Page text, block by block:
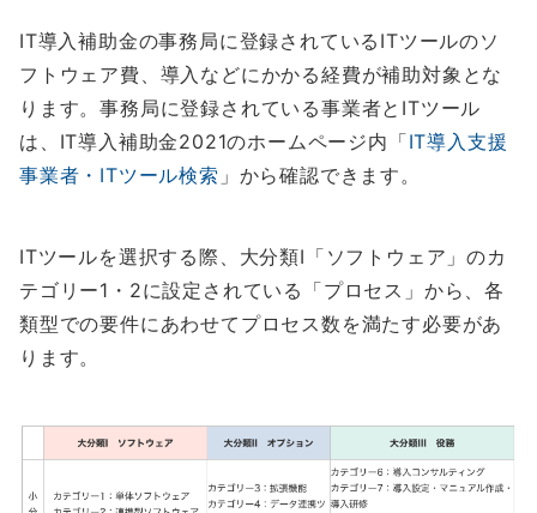
IT導入補助金の事務局に登録されているITツールのソ
フトウェア費、導入などにかかる経費が補助対象とな
ります。事務局に登録されている事業者とITツール
は、IT導入補助金2021のホームページ内「IT導入支援
事業者・ITツール検索 」から確認できます。
ITツールを選択する際、大分類Ⅰ「ソフトウェア」のカ
テゴリー1・2に設定されている「プロセス」から、各
類型での要件にあわせてプロセス数を満たす必要があ
ります。